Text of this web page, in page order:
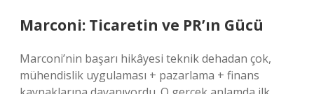
Marconi: Ticaretin ve PR’ın Gücü
Marconi’nin başarı hikâyesi teknik dehadan çok,
mühendislik uygulaması + pazarlama + finans